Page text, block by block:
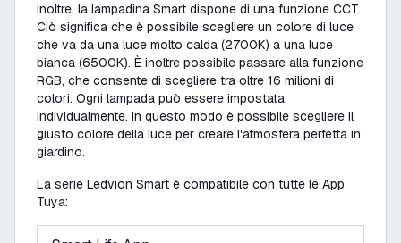
Inoltre, la lampadina Smart dispone di una funzione CCT.
Ciò significa che è possibile scegliere un colore di luce
che va da una luce molto calda (2700K) a una luce
bianca (6500K). È inoltre possibile passare alla funzione
RGB, che consente di scegliere tra oltre 16 milioni di
colori. Ogni lampada può essere impostata
individualmente. In questo modo è possibile scegliere il
giusto colore della luce per creare l'atmosfera perfetta in
giardino.
La serie Ledvion Smart è compatibile con tutte le App
Tuya: